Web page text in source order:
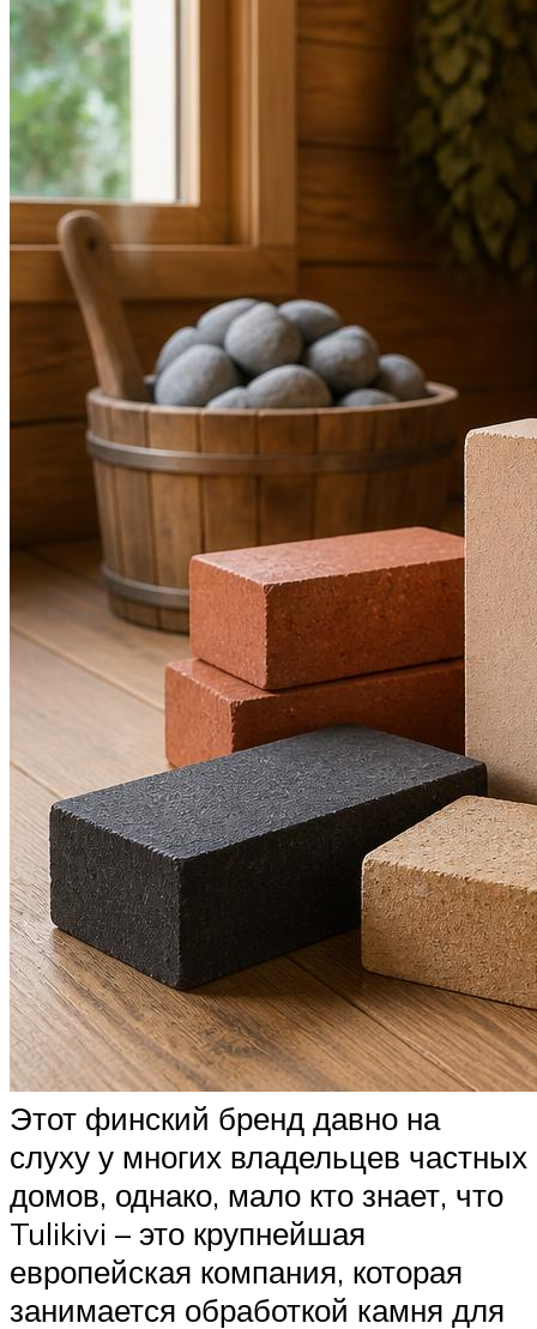
Этот финский бренд давно на
слуху у многих владельцев частных
домов, однако, мало кто знает, что
Tulikivi – это крупнейшая
европейская компания, которая
занимается обработкой камня для